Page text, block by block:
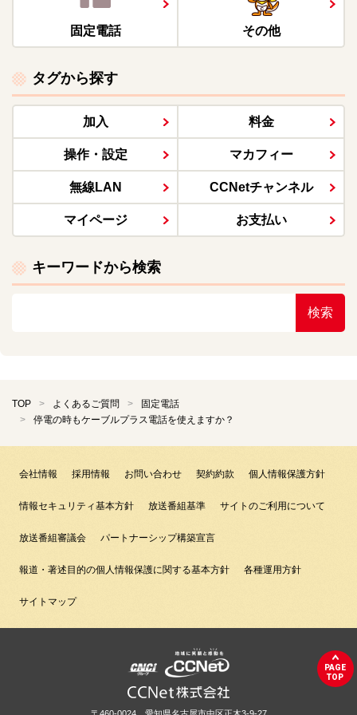
固定電話 その他
タグから探す
加入 料金
操作・設定 マカフィー
無線LAN CCNetチャンネル
マイページ お支払い
キーワードから検索
検索
TOP よくあるご質問
固定電話
停電の時もケーブルプラス電話を使えますか？
会社情報 採用情報 お問い合わせ 契約約款 個人情報保護方針
情報セキュリティ基本方針 放送番組基準 サイトのご利用について
放送番組審議会 パートナーシップ構築宣言
報道・著述目的の個人情報保護に関する基本方針 各種運用方針
サイトマップ
PAGE
TOP